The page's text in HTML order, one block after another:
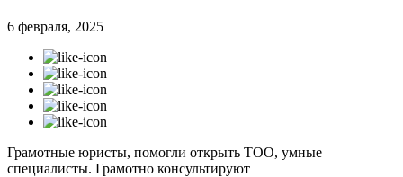
6 февраля, 2025
Грамотные юристы, помогли открыть ТОО, умные
специалисты. Грамотно консультируют